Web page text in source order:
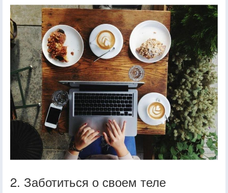
2. Заботиться о своем теле